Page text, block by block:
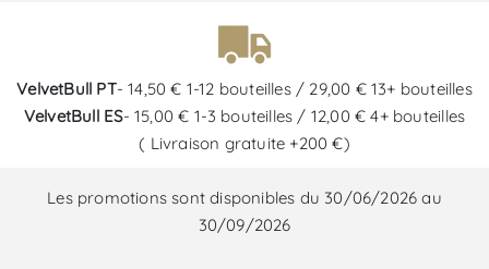
VelvetBull PT- 14,50 € 1-12 bouteilles / 29,00 € 13+ bouteilles
VelvetBull ES- 15,00 € 1-3 bouteilles / 12,00 € 4+ bouteilles
( Livraison gratuite +200 €)
Les promotions sont disponibles du 30/06/2026 au
30/09/2026